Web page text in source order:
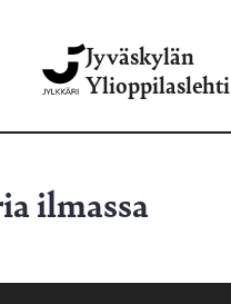
Jyväskylän
Ylioppilaslehti
ilmassa